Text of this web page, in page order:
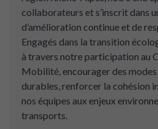
collaborateurs et s’inscrit dans
d’amélioration continue et de
Engagés dans la transition
à travers notre participation au
Mobilité, encourager des
durables, renforcer la cohésion
nos équipes aux enjeux
transports.